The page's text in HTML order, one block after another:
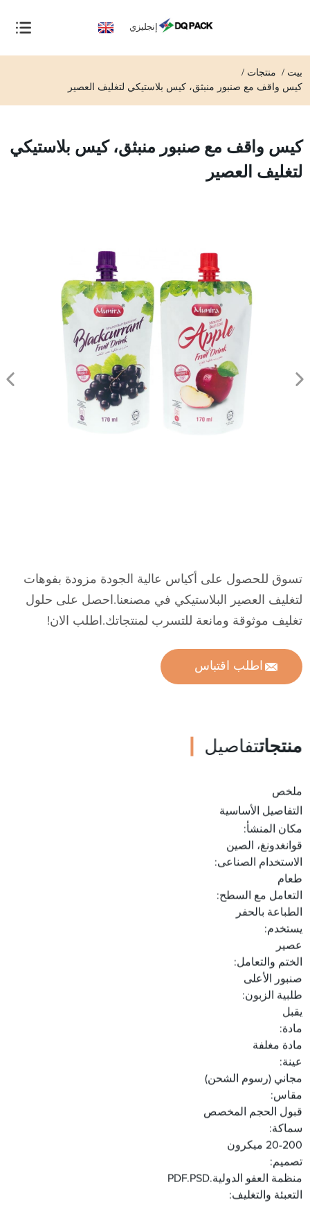
إنجليزي
بيت
منتجات
كيس واقف مع صنبور منبثق، كيس بلاستيكي لتغليف العصير
كيس واقف مع صنبور منبثق، كيس بلاستيكي
لتغليف العصير
تسوق للحصول على أكياس عالية الجودة مزودة بفوهات
لتغليف العصير البلاستيكي في مصنعنا.احصل على حلول
تغليف موثوقة ومانعة للتسرب لمنتجاتك.اطلب الان!
اطلب اقتباس
منتجاتتفاصيل
ملخص
التفاصيل الأساسية
مكان المنشأ:
قوانغدونغ، الصين
الاستخدام الصناعى:
طعام
التعامل مع السطح:
الطباعة بالحفر
يستخدم:
عصير
الختم والتعامل:
صنبور الأعلى
طلبية الزبون:
يقبل
مادة:
مادة مغلفة
عينة:
مجاني (رسوم الشحن)
مقاس:
قبول الحجم المخصص
سماكة:
20-200 ميكرون
تصميم:
منظمة العفو الدولية.PDF.PSD
التعبئة والتغليف: